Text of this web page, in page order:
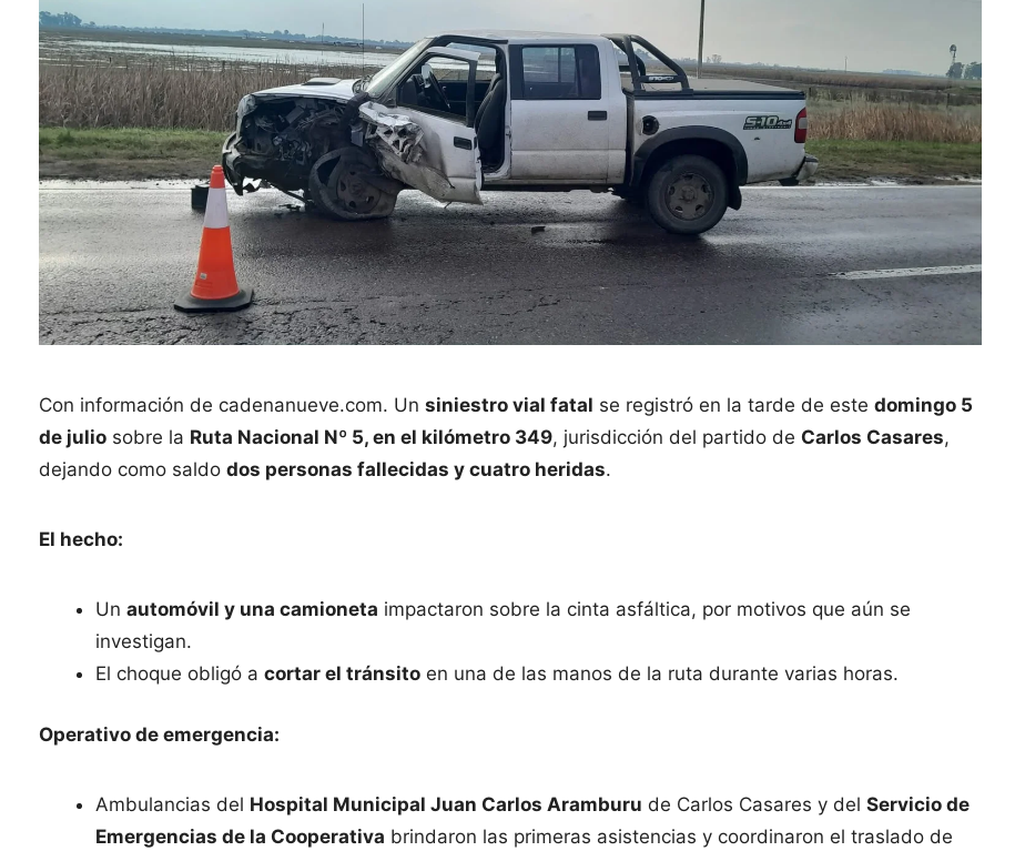
Con información de cadenanueve.com. Unsiniestro vial fatal se registró en la tarde de estedomingo 5
de julio sobre la Ruta Nacional Nº 5, en el kilómetro 349, jurisdicción del partido de Carlos Casares,
dejando como saldodos personas fallecidas y cuatro heridas.
El hecho:
Unautomóvil y una camioneta impactaron sobre la cinta asfáltica, por motivos que aún se
investigan.
El choque obligó acortar el tránsito en una de las manos de la ruta durante varias horas.
Operativo de emergencia:
Ambulancias del Hospital Municipal Juan Carlos Aramburu de Carlos Casares y delServicio de
Emergencias de la Cooperativa brindaron las primeras asistencias y coordinaron el traslado de